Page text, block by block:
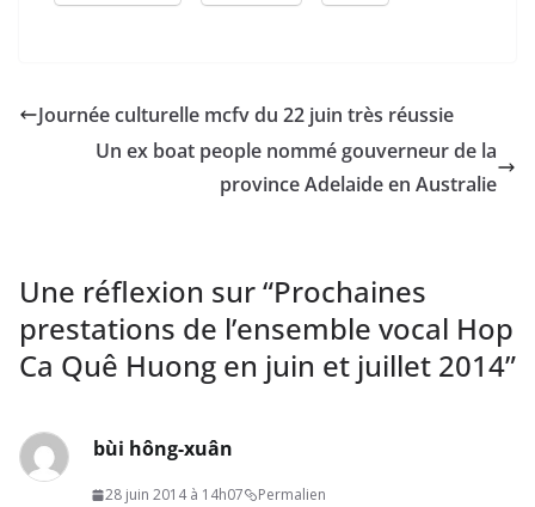
Journée culturelle mcfv du 22 juin très réussie
Un ex boat people nommé gouverneur de la
province Adelaide en Australie
Une réflexion sur “Prochaines
prestations de l’ensemble vocal Hop
Ca Quê Huong en juin et juillet 2014”
bùi hông-xuân
28 juin 2014 à 14h07 Permalien